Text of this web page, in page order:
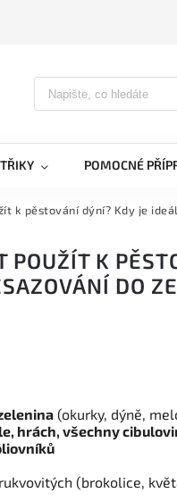
POMOCNÉ
k pěstování dýní? Kdy je
POUŽÍT K
DO
(okurky, dýně,
hrách, všechny
(brokolice,